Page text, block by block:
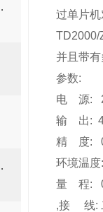
个因素
量仪表
过单片
TD2000/
并且带
参数:
电
源:
输
出:
精
度:
环境温度
量
程:
,接 线: